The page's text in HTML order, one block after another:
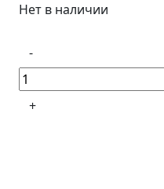
Нет в наличии
-
+